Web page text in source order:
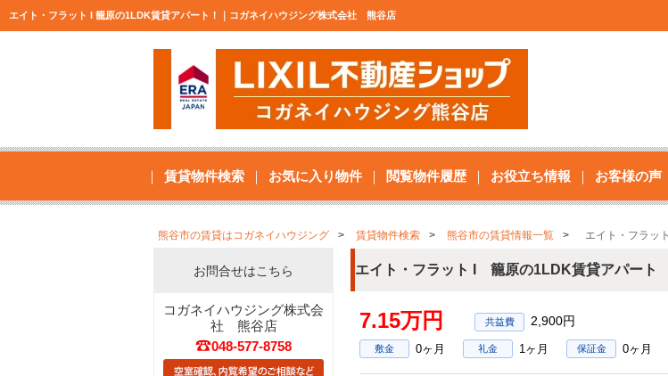
エイト・フラット I 籠原の1LDK賃貸アパート！｜コガネイハウジング株式会社 熊谷店
賃貸物件検索 お気に入り物件 閲覧物件履歴 お役立ち情報 お客様の声
熊谷市の賃貸はコガネイハウジング 賃貸物件検索 熊谷市の賃貸情報一覧 エイト・フラッ
エイト・フラット I 籠原の1LDK賃貸アパート
7.15万円 2,900円
敷金 0ヶ月 礼金 1ヶ月 保証金 0ヶ月
お問合せはこちら
コガネイハウジング株式会
社 熊谷店
048-577-8758